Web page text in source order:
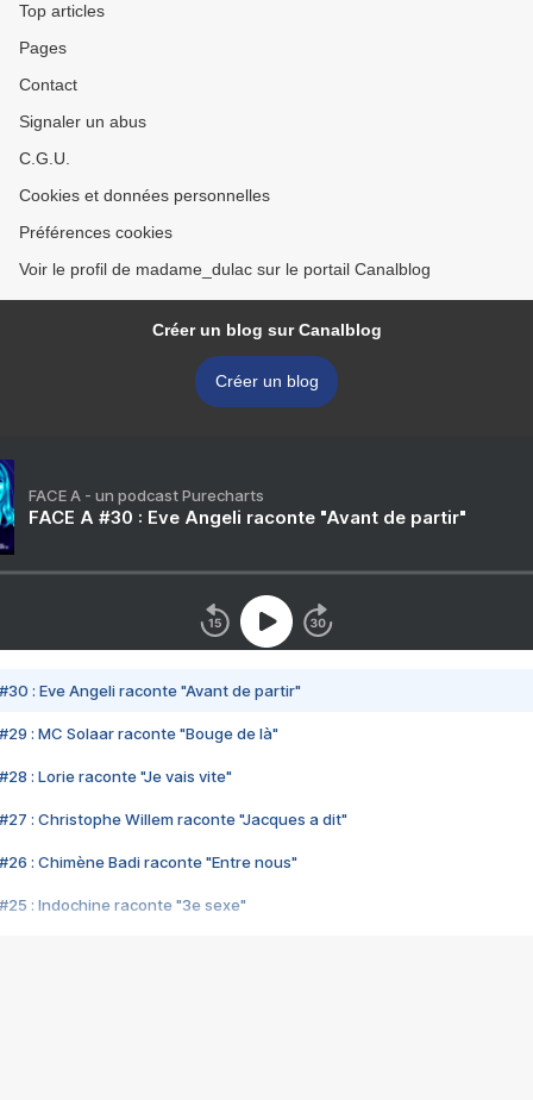
Top articles
Pages
Contact
Signaler un abus
C.G.U.
Cookies et données personnelles
Préférences cookies
Voir le profil de madame_dulac sur le portail Canalblog
Créer un blog sur Canalblog
Créer un blog
FACE A - un podcast Purecharts
FACE A #30 : Eve Angeli raconte "Avant de partir"
#30 : Eve Angeli raconte "Avant de partir"
#29 : MC Solaar raconte "Bouge de là"
#28 : Lorie raconte "Je vais vite"
#27 : Christophe Willem raconte "Jacques a dit"
#26 : Chimène Badi raconte "Entre nous"
#25 : Indochine raconte "3e sexe"